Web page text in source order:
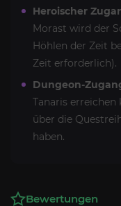
Heroischer
Morast wird der
Höhlen der Zeit
Zeit erforderlich).
Dungeon-
Tanaris erreichen
über die
haben.
Bewertungen